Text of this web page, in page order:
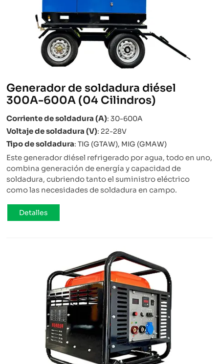
Generador de soldadura diésel
300A-600A (04 Cilindros)
Corriente de soldadura (A): 30-600A
Voltaje de soldadura (V): 22-28V
Tipo de soldadura: TIG (GTAW), MIG (GMAW)
Este generador diésel refrigerado por agua, todo en uno,
combina generación de energía y capacidad de
soldadura, cubriendo tanto el suministro eléctrico
como las necesidades de soldadura en campo.
Detalles